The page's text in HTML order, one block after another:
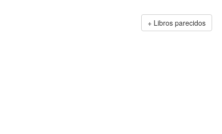
Libros parecidos